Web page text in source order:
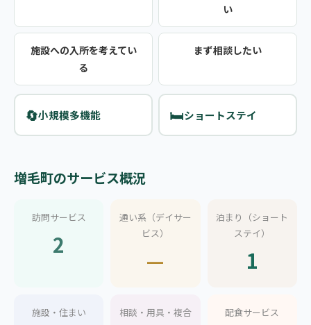
い
施設への入所を考えてい
る
まず相談したい
🔄小規模多機能 🛏️ショートステイ
増毛町のサービス概況
訪問サービス
2
通い系（デイサー
ビス）
—
泊まり（ショート
ステイ）
1
施設・住まい 相談・用具・複合 配食サービス